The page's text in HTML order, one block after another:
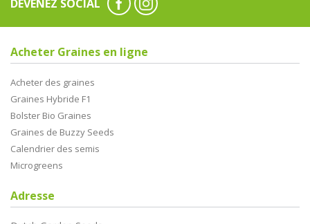
DEVENEZ SOCIAL
Acheter Graines en ligne
Acheter des graines
Graines Hybride F1
Bolster Bio Graines
Graines de Buzzy Seeds
Calendrier des semis
Microgreens
Adresse